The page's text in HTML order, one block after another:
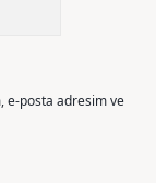
e-posta adresim ve